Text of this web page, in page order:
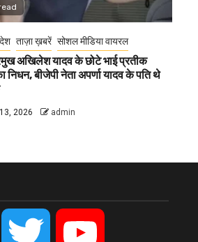
ताज़ा ख़बरें सोशल मीडिया वायरल
अखिलेश यादव के छोटे भाई प्रतीक
निधन, बीजेपी नेता अपर्णा यादव के पति थे
2026 admin
Instagram Twitter